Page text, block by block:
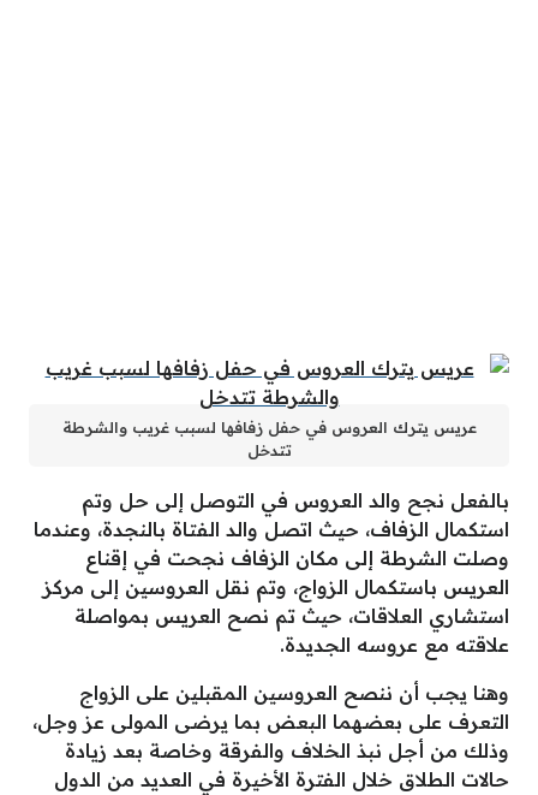
عريس يترك العروس في حفل زفافها لسبب غريب والشرطة
تتدخل
بالفعل نجح والد العروس في التوصل إلى حل وتم
استكمال الزفاف، حيث اتصل والد الفتاة بالنجدة، وعندما
وصلت الشرطة إلى مكان الزفاف نجحت في إقناع
العريس باستكمال الزواج، وتم نقل العروسين إلى مركز
استشاري العلاقات، حيث تم نصح العريس بمواصلة
علاقته مع عروسه الجديدة.
وهنا يجب أن ننصح العروسين المقبلين على الزواج
التعرف على بعضهما البعض بما يرضى المولى عز وجل،
وذلك من أجل نبذ الخلاف والفرقة وخاصة بعد زيادة
حالات الطلاق خلال الفترة الأخيرة في العديد من الدول